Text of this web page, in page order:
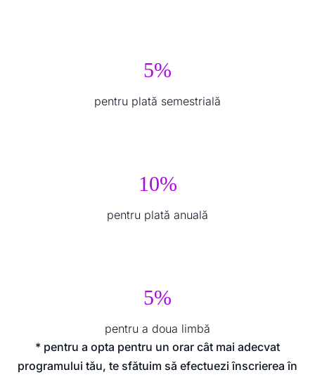
5%
pentru plată semestrială
10%
pentru plată anuală
5%
pentru a doua limbă
* pentru a opta pentru un orar cât mai adecvat
programului tău, te sfătuim să efectuezi înscrierea în